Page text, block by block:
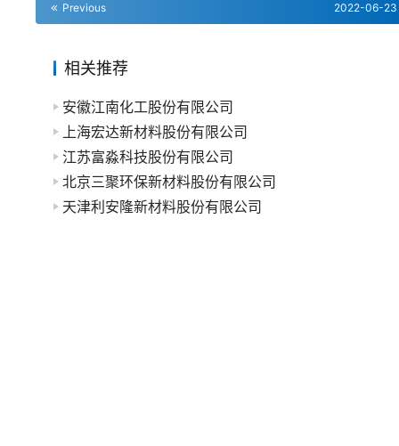
Previous 2022-06-23
相关推荐
安徽江南化工股份有限公司
上海宏达新材料股份有限公司
江苏富淼科技股份有限公司
北京三聚环保新材料股份有限公司
天津利安隆新材料股份有限公司